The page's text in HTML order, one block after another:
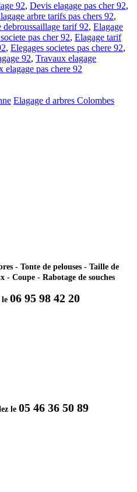
92, Devis elagage pas cher 92,
arbre tarifs pas chers 92,
debroussaillage tarif 92, Elagage
pas cher 92, Elagage tarif
, Elegages societes pas chere 92,
92, Travaux elagage
elagage pas chere 92
Elagage d arbres Colombes
- Tonte de pelouses - Taille de
- Coupe - Rabotage de souches
le 06 95 98 42 20
le 05 46 36 50 89